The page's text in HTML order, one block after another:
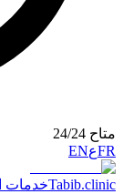
الطوارئ الطبية